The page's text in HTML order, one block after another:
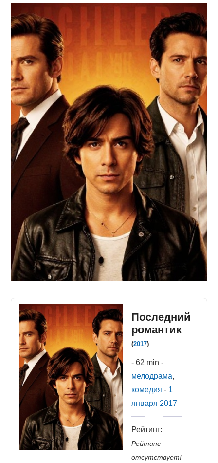
ФИЛЬМЫ
КОНТАКТЫ
ВОЙТИ
Последний
романтик
(2017)
- 62 min -
мелодрама,
комедия - 1
января 2017
Рейтинг:
Рейтинг
отсутствует!